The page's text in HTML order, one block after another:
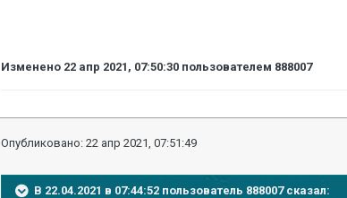
Изменено 22 апр 2021, 07:50:30 пользователем 888007
Опубликовано:22 апр 2021, 07:51:49
В 22.04.2021 в 07:44:52 пользователь 888007сказал: